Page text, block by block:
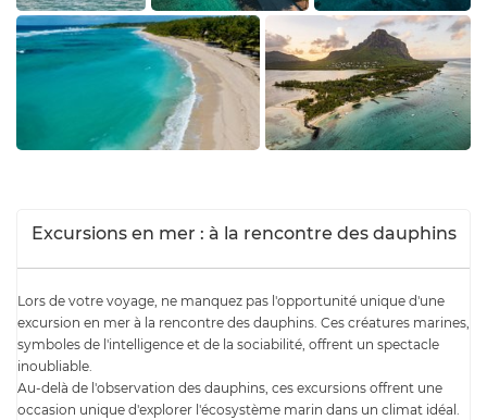
Excursions en mer : à la rencontre des dauphins
Lors de votre voyage, ne manquez pas l'opportunité unique d'une
excursion en mer à la rencontre des dauphins. Ces créatures marines,
symboles de l'intelligence et de la sociabilité, offrent un spectacle
inoubliable.
Au-delà de l'observation des dauphins, ces excursions offrent une
occasion unique d'explorer l'écosystème marin dans un climat idéal.